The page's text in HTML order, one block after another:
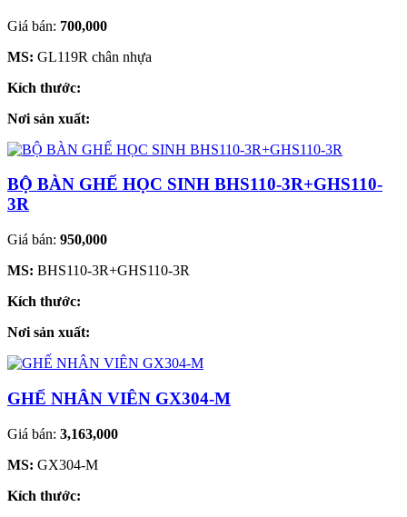
Giá bán: 700,000
MS: GL119R chân nhựa
Kích thước:
Nơi sản xuất:
BỘ BÀN GHẾ HỌC SINH BHS110-3R+GHS110-
3R
Giá bán: 950,000
MS: BHS110-3R+GHS110-3R
Kích thước:
Nơi sản xuất:
GHẾ NHÂN VIÊN GX304-M
Giá bán: 3,163,000
MS: GX304-M
Kích thước: